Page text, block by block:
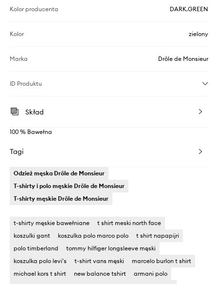
Kolor producenta DARK.GREEN
Kolor zielony
Marka Drôle de Monsieur
ID Produktu
Skład
100 % Bawełna
Tagi
Odzież męska Drôle de Monsieur
T-shirty i polo męskie Drôle de Monsieur
T-shirty męskie Drôle de Monsieur
t-shirty męskie bawełniane
t shirt meski north face
koszulki gant
koszulka polo marco polo
t shirt napapijri
polo timberland
tommy hilfiger longsleeve męski
koszulka polo levi's
t-shirt vans męski
marcelo burlon t shirt
michael kors t shirt
new balance tshirt
armani polo